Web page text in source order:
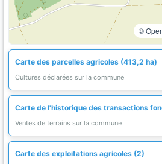
©
Carte des parcelles agricoles (413,2 ha)
Cultures déclarées sur la commune
Carte de l'historique des transactions
Ventes de terrains sur la commune
Carte des exploitations agricoles (2)